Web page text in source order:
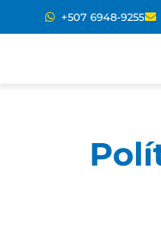
+507 6948-9255